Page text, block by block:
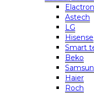
Elactron
Astech
LG
Hisense
Smart
Beko
Haier
Roch